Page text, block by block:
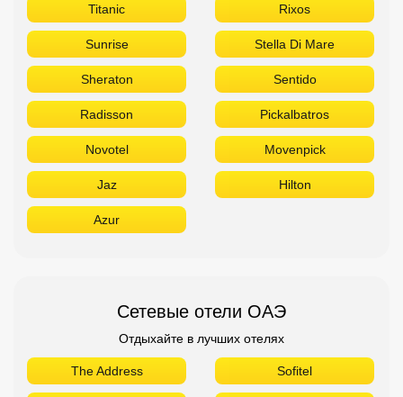
Titanic Rixos
Sunrise Stella Di Mare
Sheraton Sentido
Radisson Pickalbatros
Novotel Movenpick
Jaz Hilton
Azur
Сетевые отели ОАЭ
Отдыхайте в лучших отелях
The Address Sofitel